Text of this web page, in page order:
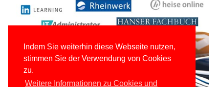
Indem Sie weiterhin diese Webseite nutzen,
stimmen Sie der Verwendung von Cookies
zu.
Weitere Informationen zu Cookies und